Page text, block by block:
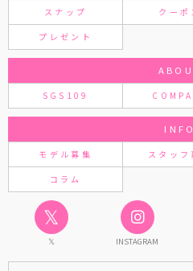
スナップ クーポ
プレゼント
SGS109
INFO
モデル募集 スタッフ
コラム
𝕏
𝕏 INSTAGRAM